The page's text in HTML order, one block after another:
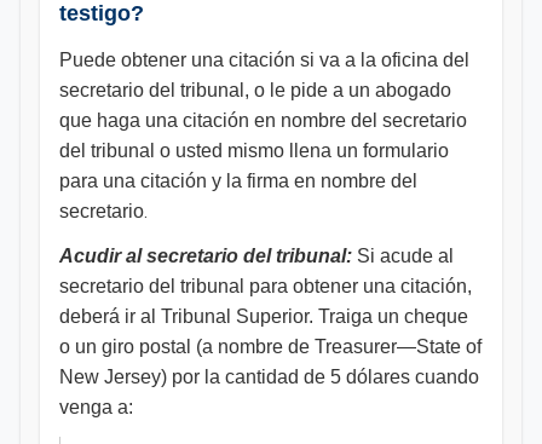
testigo?
Puede obtener una citación si va a la oficina del
secretario del tribunal, o le pide a un abogado
que haga una citación en nombre del secretario
del tribunal o usted mismo llena un formulario
para una citación y la firma en nombre del
secretario
Acudir al secretario del tribunal: Si acude al
secretario del tribunal para obtener una citación,
deberá ir al Tribunal Superior. Traiga un cheque
o un giro postal (a nombre de Treasurer—State of
New Jersey) por la cantidad de 5 dólares cuando
venga a: